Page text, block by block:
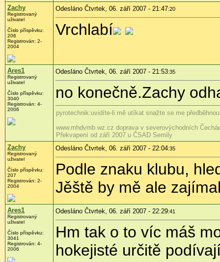
Zachy
Registrovaný
uživatel
Číslo příspěvku:
206
Registrován: 2-
2004
Odesláno Čtvrtek, 06. září 2007 - 21:47:20
Vrchlabí
Ares1
Registrovaný
uživatel
Číslo příspěvku:
3040
Registrován: 4-
2006
Odesláno Čtvrtek, 06. září 2007 - 21:53:35
no konečně.Zachy
pyrotechnik:uvidíte-li mě utíkat snažte se me
www.mhdvmb.wz.cz doprava v severovýchodních
Překvapení od září 2007 u ČSAD Semily
Zachy
Registrovaný
uživatel
Číslo příspěvku:
207
Registrován: 2-
2004
Odesláno Čtvrtek, 06. září 2007 - 22:04:35
Podle znaku klubu,
Jěště by mě ale
Ares1
Registrovaný
uživatel
Číslo příspěvku:
3041
Registrován: 4-
2006
Odesláno Čtvrtek, 06. září 2007 - 22:29:41
Hm tak o to víc máš
hokejisté určitě